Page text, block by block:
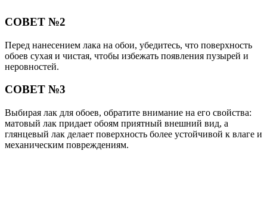
СОВЕТ №2
Перед нанесением лака на обои, убедитесь, что поверхность
обоев сухая и чистая, чтобы избежать появления пузырей и
неровностей.
СОВЕТ №3
Выбирая лак для обоев, обратите внимание на его свойства:
матовый лак придает обоям приятный внешний вид, а
глянцевый лак делает поверхность более устойчивой к влаге и
механическим повреждениям.